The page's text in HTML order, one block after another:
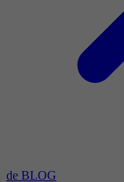
de BLOG